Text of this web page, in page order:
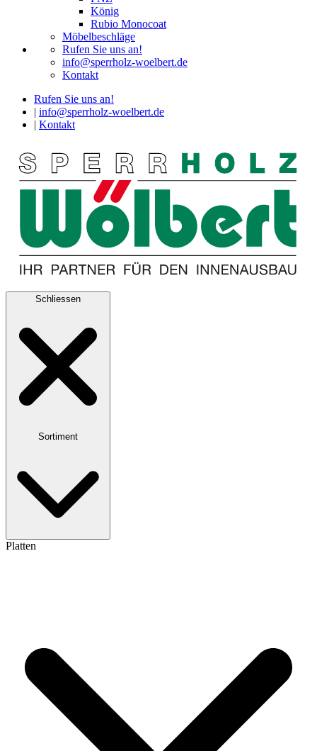
König
Rubio Monocoat
Möbelbeschläge
Rufen Sie uns an!
info@sperrholz-woelbert.de
Kontakt
Rufen Sie uns an!
info@sperrholz-woelbert.de
Kontakt
Schliessen
Sortiment
Platten